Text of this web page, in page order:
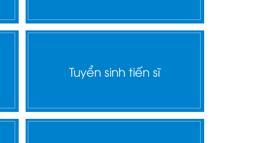
Tuyển sinh tiến sĩ